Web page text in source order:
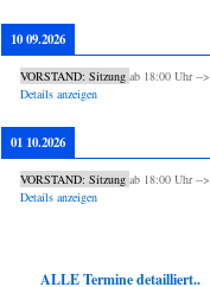
10 09.2026
VORSTAND: Sitzung ab 18:00Uhr -->
Details anzeigen
01 10.2026
VORSTAND: Sitzung ab 18:00Uhr -->
Details anzeigen
ALLE Termine detailliert..